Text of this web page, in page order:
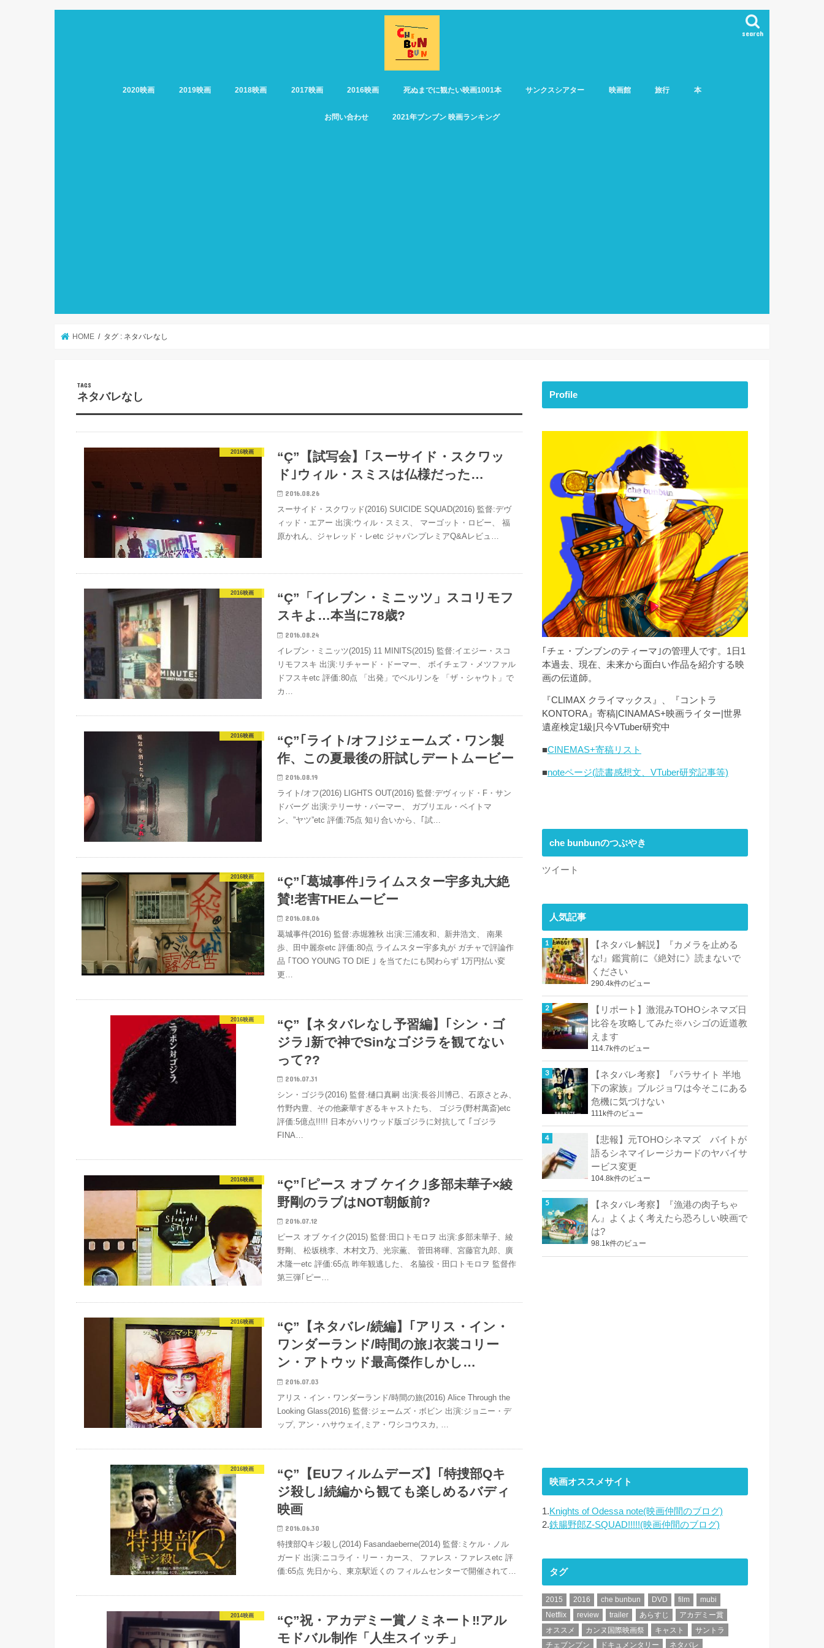
search
2020映画 2019映画 2018映画 2017映画 2016映画 死ぬまでに観たい映画1001本 サンクスシアター 映画館 旅行 本
お問い合わせ 2021年ブンブン 映画ランキング
HOME タグ : ネタバレなし
ネタバレなし
2016映画
“Ç”【試写会】｢スーサイド・スクワッ
ド｣ウィル・スミスは仏様だった…
2016.08.26
スーサイド・スクワッド(2016) SUICIDE SQUAD(2016) 監督:デヴ
ィッド・エアー 出演:ウィル・スミス、 マーゴット・ロビー、 福
原かれん、ジャレッド・レetc ジャパンプレミアQ&Aレビュ…
2016映画
“Ç”「イレブン・ミニッツ」スコリモフ
スキよ…本当に78歳?
2016.08.24
イレブン・ミニッツ(2015) 11 MINITS(2015) 監督:イエジー・スコ
リモフスキ 出演:リチャード・ドーマー、 ボイチェフ・メツファル
ドフスキetc 評価:80点 「出発」でベルリンを 「ザ・シャウト」で
カ…
2016映画
“Ç”｢ライト/オフ｣ジェームズ・ワン製
作、この夏最後の肝試しデートムービー
2016.08.19
ライト/オフ(2016) LIGHTS OUT(2016) 監督:デヴィッド・F・サン
ドバーグ 出演:テリーサ・パーマー、 ガブリエル・ベイトマ
ン、”ヤツ”etc 評価:75点 知り合いから、｢試…
2016映画
“Ç”｢葛城事件｣ライムスター宇多丸大絶
賛!老害THEムービー
2016.08.06
葛城事件(2016) 監督:赤堀雅秋 出演:三浦友和、新井浩文、 南果
歩、田中麗奈etc 評価:80点 ライムスター宇多丸が ガチャで評論作
品 ｢TOO YOUNG TO DIE ｣ を当てたにも関わらず 1万円払い変
更…
2016映画
“Ç”【ネタバレなし予習編】｢シン・ゴ
ジラ｣新で神でSinなゴジラを観てない
って??
2016.07.31
シン・ゴジラ(2016) 監督:樋口真嗣 出演:長谷川博己、石原さとみ、
竹野内豊、その他豪華すぎるキャストたち、 ゴジラ(野村萬斎)etc
評価:5億点!!!!! 日本がハリウッド版ゴジラに対抗して ｢ゴジラ
FINA…
2016映画
“Ç”｢ピース オブ ケイク｣多部未華子×綾
野剛のラブはNOT朝飯前?
2016.07.12
ピース オブ ケイク(2015) 監督:田口トモロヲ 出演:多部未華子、綾
野剛、 松坂桃李、木村文乃、光宗薫、 菅田将暉、宮藤官九郎、廣
木隆一etc 評価:65点 昨年観逃した、 名脇役・田口トモロヲ 監督作
第三弾｢ピー…
2016映画
“Ç”【ネタバレ/続編】｢アリス・イン・
ワンダーランド/時間の旅｣衣裳コリー
ン・アトウッド最高傑作しかし…
2016.07.03
アリス・イン・ワンダーランド/時間の旅(2016) Alice Through the
Looking Glass(2016) 監督:ジェームズ・ボビン 出演:ジョニー・デ
ップ, アン・ハサウェイ,ミア・ワシコウスカ, …
2016映画
“Ç”【EUフィルムデーズ】｢特捜部Qキ
ジ殺し｣続編から観ても楽しめるバディ
映画
2016.06.30
特捜部Qキジ殺し(2014) Fasandaeberne(2014) 監督:ミケル・ノル
ガード 出演:ニコライ・リー・カース、 ファレス・ファレスetc 評
価:65点 先日から、東京駅近くの フィルムセンターで開催されて…
2014映画
“Ç”祝・アカデミー賞ノミネート‼︎アル
モドバル制作「人生スイッチ」
Profile
｢チェ・ブンブンのティーマ｣の管理人です。1日1
本過去、現在、未来から面白い作品を紹介する映
画の伝道師。
『CLIMAX クライマックス』、『コントラ
KONTORA』寄稿|CINAMAS+映画ライター|世界
遺産検定1級|只今VTuber研究中
■CINEMAS+寄稿リスト
■noteページ(読書感想文、VTuber研究記事等)
che bunbunのつぶやき
ツイート
人気記事
【ネタバレ解説】『カメラを止める
な!』鑑賞前に《絶対に》読まないで
ください
290.4k件のビュー
【リポート】激混みTOHOシネマズ日
比谷を攻略してみた※ハシゴの近道教
えます
114.7k件のビュー
【ネタバレ考察】『パラサイト 半地
下の家族』ブルジョワは今そこにある
危機に気づけない
111k件のビュー
【悲報】元TOHOシネマズ バイトが
語るシネマイレージカードのヤバイサ
ービス変更
104.8k件のビュー
【ネタバレ考察】『漁港の肉子ちゃ
ん』よくよく考えたら恐ろしい映画で
は?
98.1k件のビュー
映画オススメサイト
1.Knights of Odessa note(映画仲間のブログ)
2.鉄腸野郎Z-SQUAD!!!!!(映画仲間のブログ)
タグ
2015 2016 che bunbun DVD film
mubi
Netflix
review trailer あらすじ
アカデミー賞
オススメ
カンヌ国際映画祭 キャスト
サントラ
チェブンブン
ドキュメンタリー ネタバレ